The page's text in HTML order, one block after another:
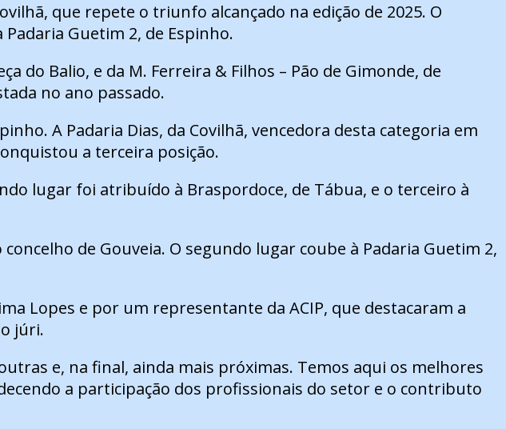
que repete o triunfo alcançado na edição de 2025. O
Guetim 2, de Espinho.
do Balio, e da M. Ferreira & Filhos – Pão de Gimonde, de
no ano passado.
A Padaria Dias, da Covilhã, vencedora desta categoria em
a terceira posição.
lugar foi atribuído à Braspordoce, de Tábua, e o terceiro à
de Gouveia. O segundo lugar coube à Padaria Guetim 2,
Lopes e por um representante da ACIP, que destacaram a
júri.
e, na final, ainda mais próximas. Temos aqui os melhores
a participação dos profissionais do setor e o contributo